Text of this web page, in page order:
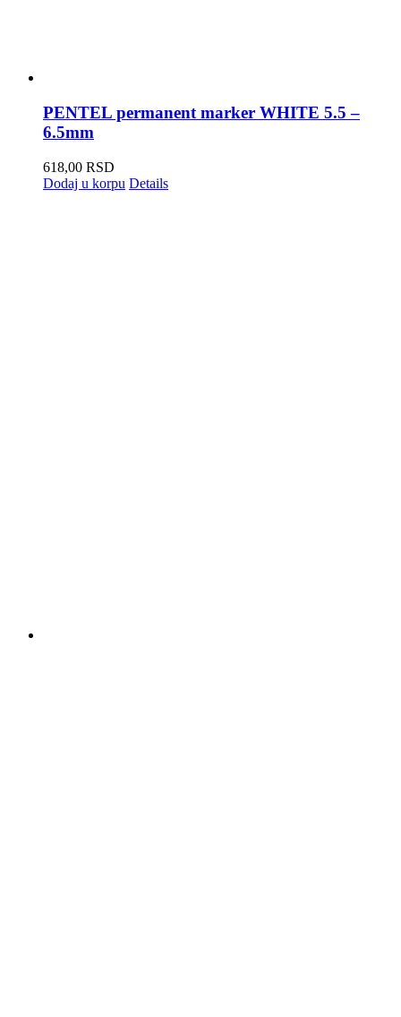
PENTEL permanent marker WHITE 5.5 –
6.5mm
618,00 RSD
Dodaj u korpu Details